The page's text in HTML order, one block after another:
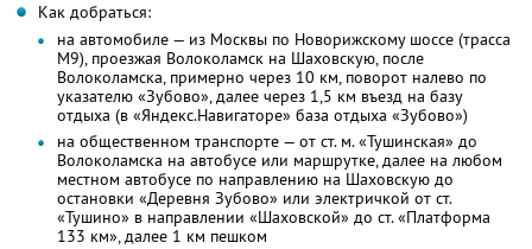
Как добраться:
на автомобиле — из Москвы по Новорижскому шоссе (трасса
М9), проезжая Волоколамск на Шаховскую, после
Волоколамска, примерно через 10 км, поворот налево по
указателю «Зубово», далее через 1,5 км въезд на базу
отдыха (в «Яндекс.Навигаторе» база отдыха «Зубово»)
на общественном транспорте — от ст. м. «Тушинская» до
Волоколамска на автобусе или маршрутке, далее на любом
местном автобусе по направлению на Шаховскую до
остановки «Деревня Зубово» или электричкой от ст.
«Тушино» в направлении «Шаховской» до ст. «Платформа
133 км», далее 1 км пешком